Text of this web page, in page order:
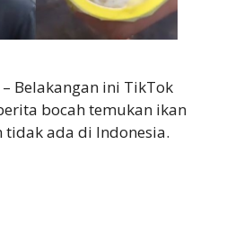
Belakangan ini TikTok
bocah temukan ikan
tidak ada di Indonesia.